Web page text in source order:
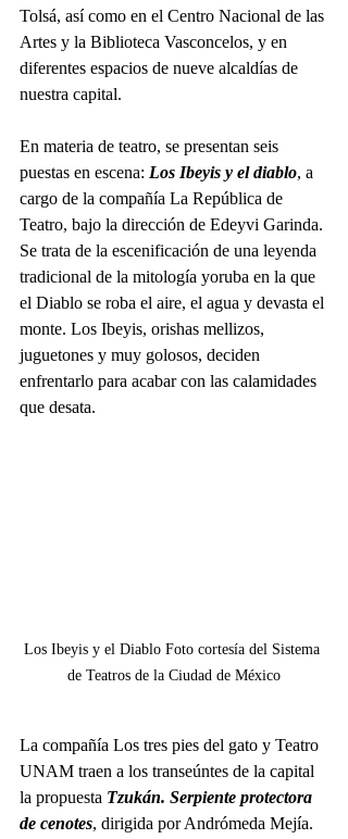
Tolsá, así como en el Centro Nacional de las
Artes y la Biblioteca Vasconcelos, y en
diferentes espacios de nueve alcaldías de
nuestra capital.
En materia de teatro, se presentan seis
puestas en escena: Los Ibeyis y el diablo, a
cargo de la compañía La República de
Teatro, bajo la dirección de Edeyvi Garinda.
Se trata de la escenificación de una leyenda
tradicional de la mitología yoruba en la que
el Diablo se roba el aire, el agua y devasta el
monte. Los Ibeyis, orishas mellizos,
juguetones y muy golosos, deciden
enfrentarlo para acabar con las calamidades
que desata.
Los Ibeyis y el Diablo Foto cortesía del Sistema
de Teatros de la Ciudad de México
La compañía Los tres pies del gato y Teatro
UNAM traen a los transeúntes de la capital
la propuesta Tzukán. Serpiente protectora
de cenotes, dirigida por Andrómeda Mejía.